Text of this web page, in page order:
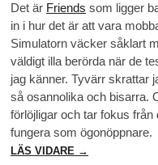
Det är Friends som ligger
in i hur det är att vara
Simulatorn väcker såklart
väldigt illa berörda när de
jag känner. Tyvärr skrattar
så osannolika och bisarra.
förlöjligar och tar fokus
fungera som ögonöppnare.
LÄS VIDARE →